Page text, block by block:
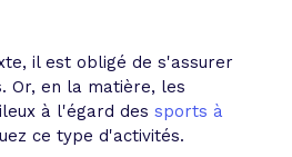
il est obligé de s'assurer
Or, en la matière, les
à l'égard des sports à
ce type d'activités.